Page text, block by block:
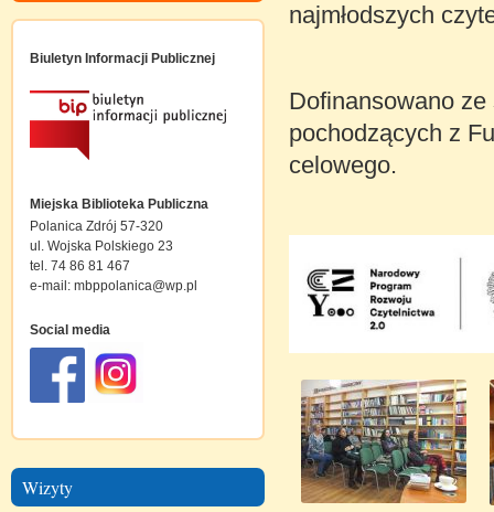
Biuletyn Informacji Publicznej
Miejska Biblioteka Publiczna
Polanica Zdrój 57-320
ul. Wojska Polskiego 23
tel. 74 86 81 467
e-mail: mbppolanica@wp.pl
Social media
Wizyty
najmłodszych
Dofinansowano
pochodzących z
celowego.